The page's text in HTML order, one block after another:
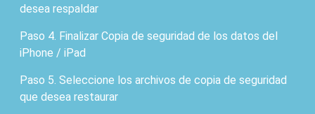
desea respaldar
Paso 4. Finalizar Copia de seguridad de los datos del
iPhone / iPad
Paso 5. Seleccione los archivos de copia de seguridad
que desea restaurar